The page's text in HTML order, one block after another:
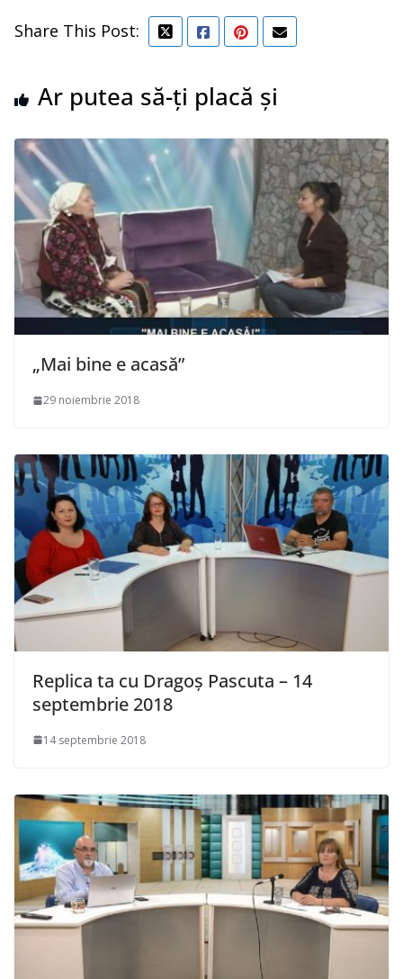
Share This Post:
Ar putea să-ți placă și
„Mai bine e acasă”
29 noiembrie 2018
Replica ta cu Dragoș Pascuta – 14
septembrie 2018
14 septembrie 2018